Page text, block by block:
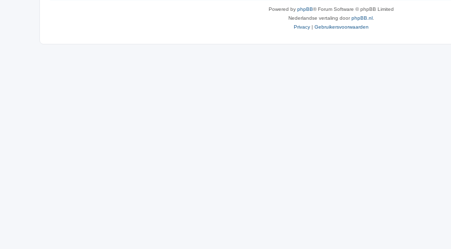
Powered by phpBB® Forum Software © phpBB Limited
Nederlandse vertaling doorphpBB.nl
Privacy | Gebruikersvoorwaarden